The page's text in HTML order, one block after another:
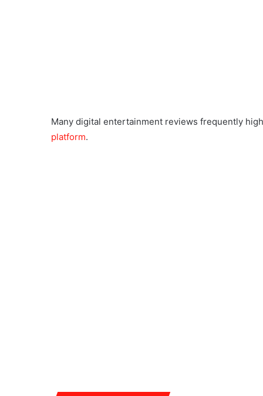
Many digital entertainment reviews frequently
platform.